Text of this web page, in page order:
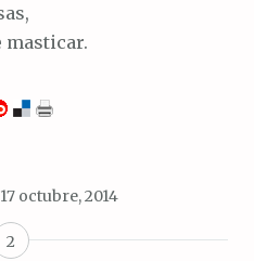
masticar.
17 octubre, 2014
2